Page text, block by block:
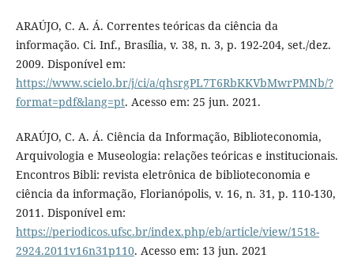
ARAÚJO, C. A. Á. Correntes teóricas da ciência da
informação. Ci. Inf., Brasília, v. 38, n. 3, p. 192-204, set./dez.
2009. Disponível em:
https://www.scielo.br/j/ci/a/qhsrgPL7T6RbKKVbMwrPMNb/?
format=pdf&lang=pt. Acesso em: 25 jun. 2021.
ARAÚJO, C. A. Á. Ciência da Informação, Biblioteconomia,
Arquivologia e Museologia: relações teóricas e institucionais.
Encontros Bibli: revista eletrônica de biblioteconomia e
ciência da informação, Florianópolis, v. 16, n. 31, p. 110-130,
2011. Disponível em:
https://periodicos.ufsc.br/index.php/eb/article/view/1518-
2924.2011v16n31p110. Acesso em: 13 jun. 2021